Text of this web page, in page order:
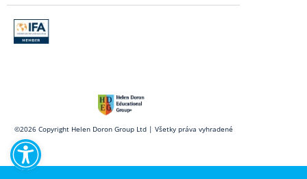
Open toolbar
©2026 Copyright Helen Doron Group Ltd | Všetky práva vyhradené